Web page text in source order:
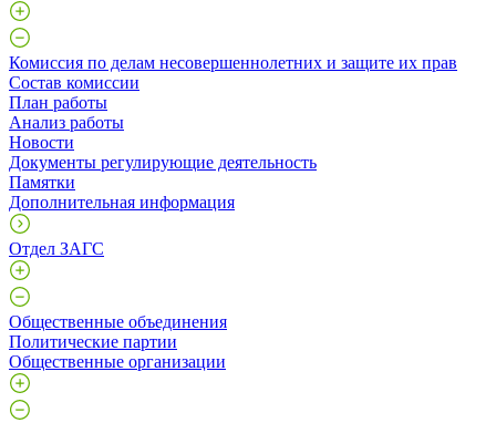
Комиссия по делам несовершеннолетних и защите их прав
Состав комиссии
План работы
Анализ работы
Новости
Документы регулирующие деятельность
Памятки
Дополнительная информация
Отдел ЗАГС
Общественные объединения
Политические партии
Общественные организации